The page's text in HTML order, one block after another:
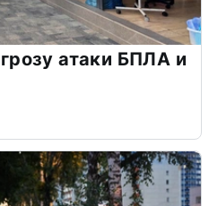
атаки БПЛА и